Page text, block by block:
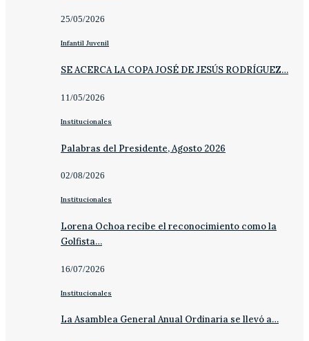
25/05/2026
Infantil Juvenil
SE ACERCA LA COPA JOSÉ DE JESÚS RODRÍGUEZ…
11/05/2026
Institucionales
Palabras del Presidente, Agosto 2026
02/08/2026
Institucionales
Lorena Ochoa recibe el reconocimiento como la
Golfista…
16/07/2026
Institucionales
La Asamblea General Anual Ordinaria se llevó a…